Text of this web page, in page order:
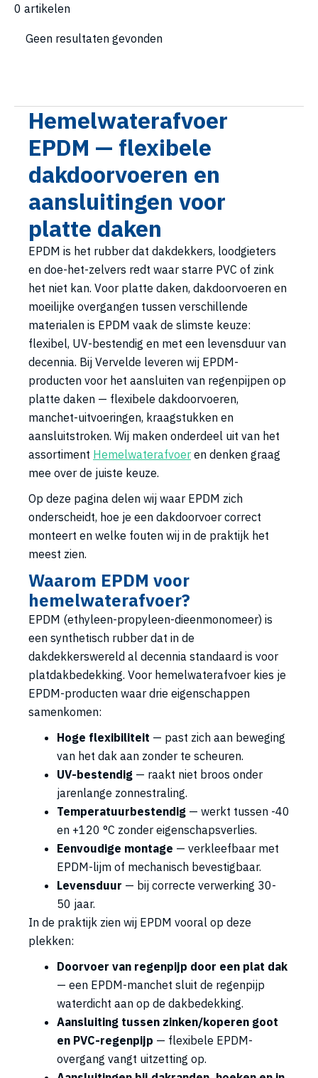
0 artikelen
Geen resultaten gevonden
Hemelwaterafvoer
EPDM — flexibele
dakdoorvoeren en
aansluitingen voor
platte daken
EPDM is het rubber dat dakdekkers, loodgieters
en doe-het-zelvers redt waar starre PVC of zink
het niet kan. Voor platte daken, dakdoorvoeren en
moeilijke overgangen tussen verschillende
materialen is EPDM vaak de slimste keuze:
flexibel, UV-bestendig en met een levensduur van
decennia. Bij Vervelde leveren wij EPDM-
producten voor het aansluiten van regenpijpen op
platte daken — flexibele dakdoorvoeren,
manchet-uitvoeringen, kraagstukken en
aansluitstroken. Wij maken onderdeel uit van het
assortiment Hemelwaterafvoer en denken graag
mee over de juiste keuze.
Op deze pagina delen wij waar EPDM zich
onderscheidt, hoe je een dakdoorvoer correct
monteert en welke fouten wij in de praktijk het
meest zien.
Waarom EPDM voor
hemelwaterafvoer?
EPDM (ethyleen-propyleen-dieenmonomeer) is
een synthetisch rubber dat in de
dakdekkerswereld al decennia standaard is voor
platdakbedekking. Voor hemelwaterafvoer kies je
EPDM-producten waar drie eigenschappen
samenkomen:
Hoge flexibiliteit — past zich aan beweging
van het dak aan zonder te scheuren.
UV-bestendig — raakt niet broos onder
jarenlange zonnestraling.
Temperatuurbestendig — werkt tussen -40
en +120 °C zonder eigenschapsverlies.
Eenvoudige montage — verkleefbaar met
EPDM-lijm of mechanisch bevestigbaar.
Levensduur — bij correcte verwerking 30-
50 jaar.
In de praktijk zien wij EPDM vooral op deze
plekken:
Doorvoer van regenpijp door een plat dak
— een EPDM-manchet sluit de regenpijp
waterdicht aan op de dakbedekking.
Aansluiting tussen zinken/koperen goot
en PVC-regenpijp — flexibele EPDM-
overgang vangt uitzetting op.